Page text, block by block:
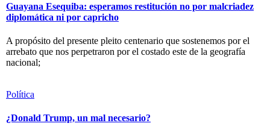
Guayana Esequiba: esperamos restitución no por malcriadez
diplomática ni por capricho
A propósito del presente pleito centenario que sostenemos por el
arrebato que nos perpetraron por el costado este de la geografía
nacional;
Política
¿Donald Trump, un mal necesario?